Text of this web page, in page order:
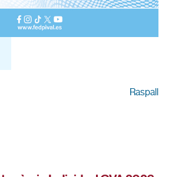
Raspall